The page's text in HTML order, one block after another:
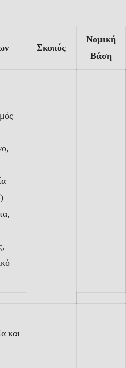
Σκοπός
Νομική
Βάση
και